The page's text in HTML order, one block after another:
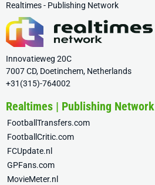
Realtimes - Publishing Network
Innovatieweg 20C
7007 CD, Doetinchem, Netherlands
+31(315)-764002
Realtimes | Publishing Network
FootballTransfers.com
FootballCritic.com
FCUpdate.nl
GPFans.com
MovieMeter.nl